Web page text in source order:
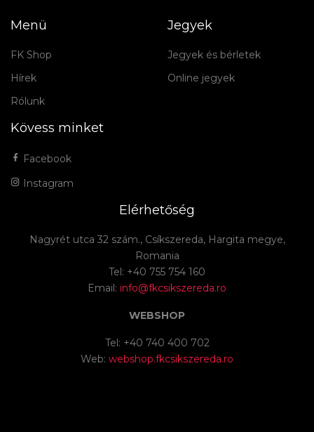
Menü
FK Shop
Hírek
Rólunk
Jegyek
Jegyek és bérletek
Online jegyek
Kövess minket
Facebook
Instagram
Elérhetőség
Nagyrét utca 32 szám., Csíkszereda, Hargita megye,
Romania
Tel: +40 755 754 160
Email: info@fkcsikszereda.ro
WEBSHOP
Tel: +40 740 400 702
Web: webshop.fkcsikszereda.ro